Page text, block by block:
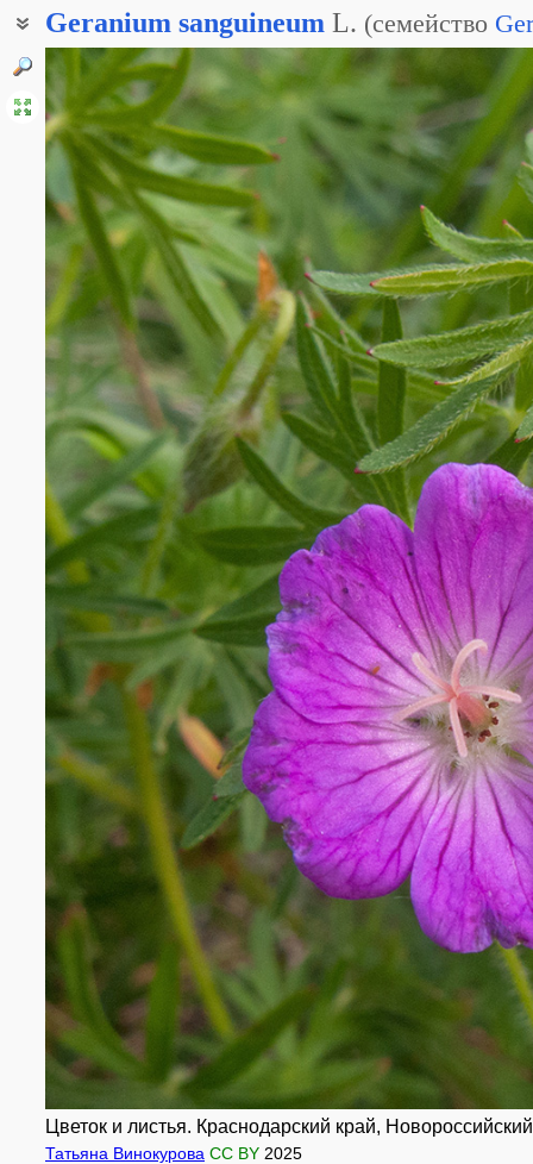
Geranium sanguineum L. (семейство
Герань кровяно-красная
Цветок и листья. Краснодарский край,
Татьяна Винокурова CC BY 2025